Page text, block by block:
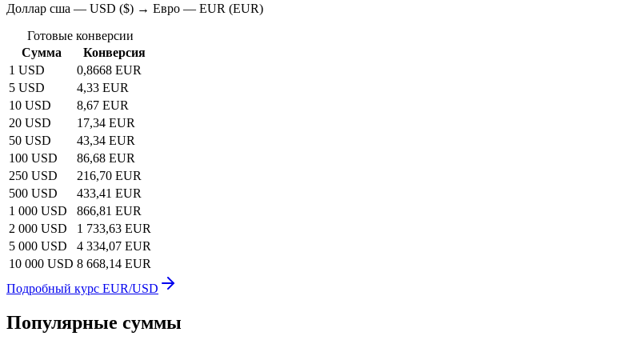
Доллар сша — USD ($) → Евро — EUR (EUR)
Готовые конверсии
Сумма
Конверсия
1 USD
0,8668 EUR
5 USD
4,33 EUR
10 USD
8,67 EUR
20 USD
17,34 EUR
50 USD
43,34 EUR
100 USD
86,68 EUR
250 USD
216,70 EUR
500 USD
433,41 EUR
1 000 USD
866,81 EUR
2 000 USD
1 733,63 EUR
5 000 USD
4 334,07 EUR
10 000 USD 8 668,14 EUR
Подробный курс EUR/USD
Популярные суммы